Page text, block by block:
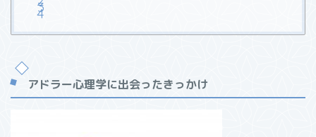
アドラー心理学に出会ったきっかけ